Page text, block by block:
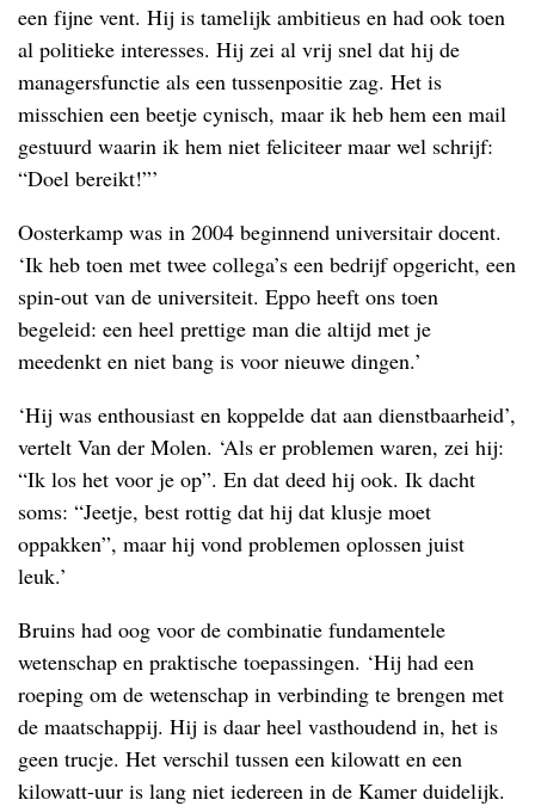
een fijne vent. Hij is tamelijk ambitieus en had ook toen
al politieke interesses. Hij zei al vrij snel dat hij de
managersfunctie als een tussenpositie zag. Het is
misschien een beetje cynisch, maar ik heb hem een mail
gestuurd waarin ik hem niet feliciteer maar wel schrijf:
“Doel bereikt!”’
Oosterkamp was in 2004 beginnend universitair docent.
‘Ik heb toen met twee collega’s een bedrijf opgericht, een
spin-out van de universiteit. Eppo heeft ons toen
begeleid: een heel prettige man die altijd met je
meedenkt en niet bang is voor nieuwe dingen.’
‘Hij was enthousiast en koppelde dat aan dienstbaarheid’,
vertelt Van der Molen. ‘Als er problemen waren, zei hij:
“Ik los het voor je op”. En dat deed hij ook. Ik dacht
soms: “Jeetje, best rottig dat hij dat klusje moet
oppakken”, maar hij vond problemen oplossen juist
leuk.’
Bruins had oog voor de combinatie fundamentele
wetenschap en praktische toepassingen. ‘Hij had een
roeping om de wetenschap in verbinding te brengen met
de maatschappij. Hij is daar heel vasthoudend in, het is
geen trucje. Het verschil tussen een kilowatt en een
kilowatt-uur is lang niet iedereen in de Kamer duidelijk.